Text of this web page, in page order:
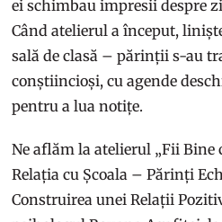
ei schimbau impresii despre
Când atelierul a început,
sală de clasă – părinții s-au
conștiincioși, cu agende
pentru a lua notițe.
Ne aflăm la atelierul „Fii Bine
Relația cu Școala – Părinți
Construirea unei Relații